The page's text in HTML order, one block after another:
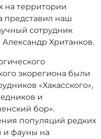
на территории
представил наш
сотрудник
Хританков.
экорегиона были
«Хакасского»,
и
бор».
популяций редких
и фауны на